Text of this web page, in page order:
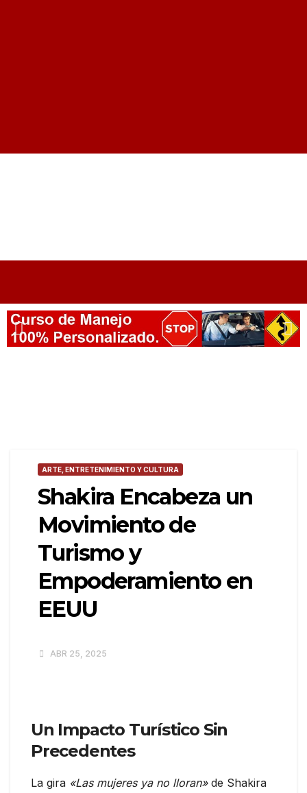
ARTE, ENTRETENIMIENTO Y CULTURA
Shakira Encabeza un
Movimiento de
Turismo y
Empoderamiento en
EEUU
ABR 25, 2025
Un Impacto Turístico Sin
Precedentes
La gira «Las mujeres ya no lloran» de Shakira